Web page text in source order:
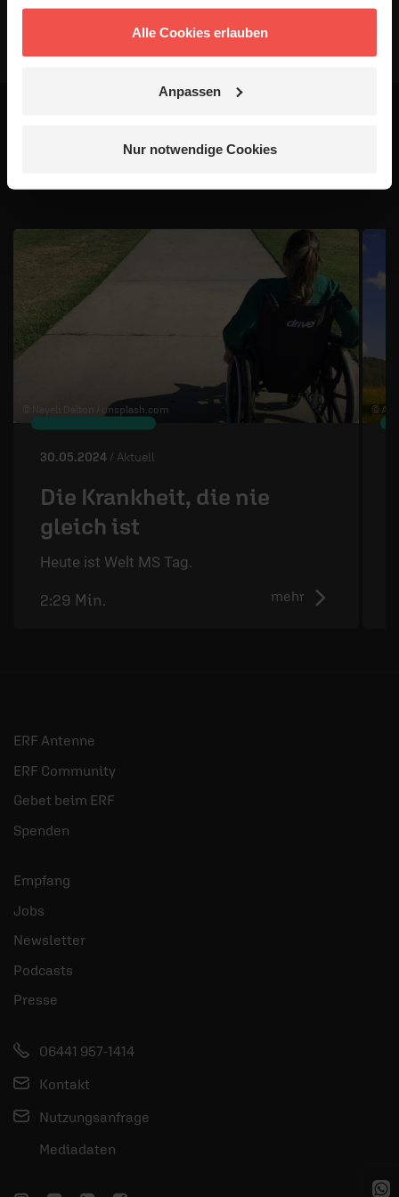
Alle Cookies erlauben
Anpassen
Nur notwendige Cookies
Das könnte dich auch
unsplash.com
30.05.2024 / Aktuell
Die Krankheit, die nie
gleich ist
Heute ist Welt MS Tag.
mehr
2:29 Min.
©
ERF Antenne
ERF Community
Gebet beim ERF
Spenden
Empfang
Jobs
Newsletter
Podcasts
Presse
06441 957-1414
Kontakt
Nutzungsanfrage
Mediadaten